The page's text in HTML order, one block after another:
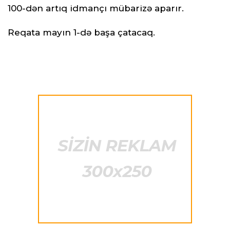
100-dən artıq idmançı mübarizə aparır.
Reqata mayın 1-də başa çatacaq.